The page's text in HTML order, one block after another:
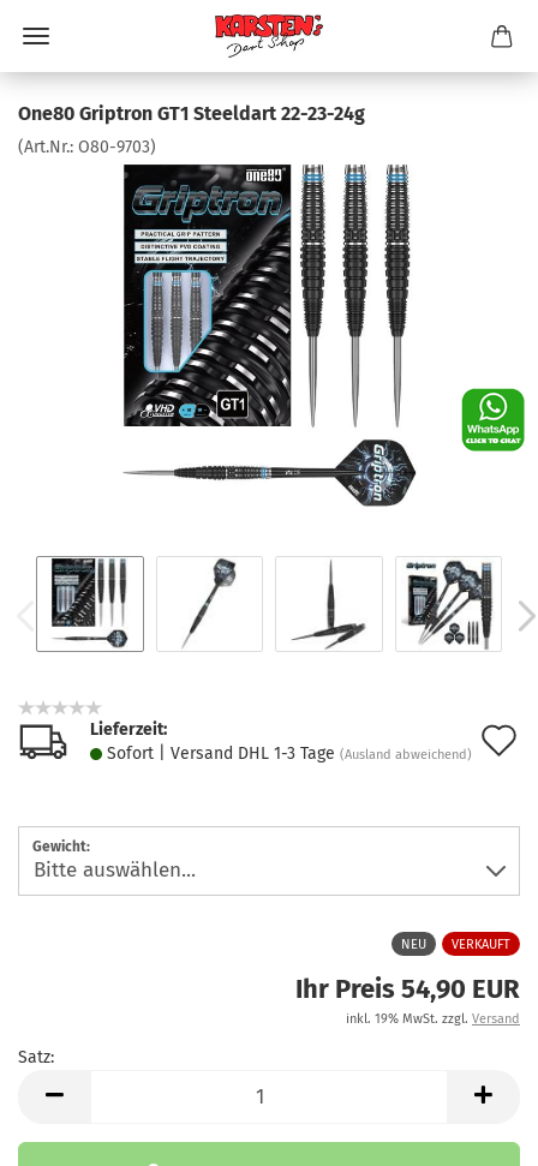
One80 Griptron GT1 Steeldart 22-23-24g
(Art.Nr.: O80-9703)
Lieferzeit:
Sofort | Versand DHL 1-3 Tage (Ausland abweichend)
Gewicht:
NEU VERKAUFT
Ihr Preis 54,90 EUR
inkl. 19% MwSt. zzgl. Versand
Satz: